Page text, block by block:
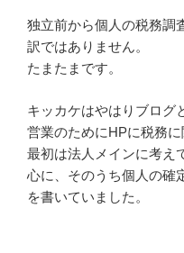
独立前から個人の税務調
訳ではありません。
たまたまです。
キッカケはやはりブログ
営業のためにHPに税務に
最初は法人メインに考え
心に、そのうち個人の確
を書いていました。